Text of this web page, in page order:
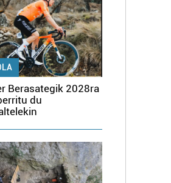
Berasategik 2028ra
du